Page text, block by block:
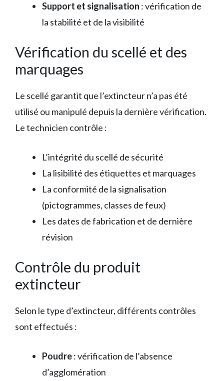
Support et signalisation : vérification de
la stabilité et de la visibilité
Vérification du scellé et des
marquages
Le scellé garantit que l’extincteur n’a pas été
utilisé ou manipulé depuis la dernière vérification.
Le technicien contrôle :
L’intégrité du scellé de sécurité
La lisibilité des étiquettes et marquages
La conformité de la signalisation
(pictogrammes, classes de feux)
Les dates de fabrication et de dernière
révision
Contrôle du produit
extincteur
Selon le type d’extincteur, différents contrôles
sont effectués :
Poudre: vérification de l’absence
d’agglomération